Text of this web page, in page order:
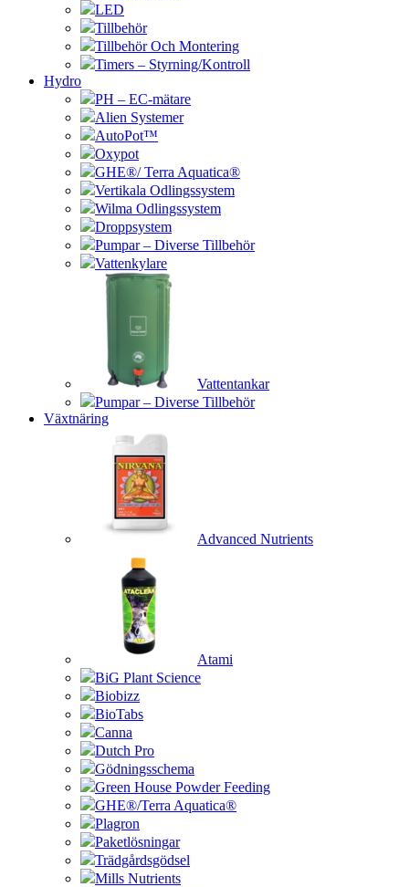
LED
Tillbehör
Tillbehör Och Montering
Timers – Styrning/Kontroll
Hydro
PH – EC-mätare
Alien Systemer
AutoPot™
Oxypot
GHE®/ Terra Aquatica®
Vertikala Odlingssystem
Wilma Odlingssystem
Droppsystem
Pumpar – Diverse Tillbehör
Vattenkylare
Vattentankar
Pumpar – Diverse Tillbehör
Växtnäring
Advanced Nutrients
Atami
BiG Plant Science
Biobizz
BioTabs
Canna
Dutch Pro
Gödningsschema
Green House Powder Feeding
GHE®/Terra Aquatica®
Plagron
Paketlösningar
Trädgårdsgödsel
Mills Nutrients